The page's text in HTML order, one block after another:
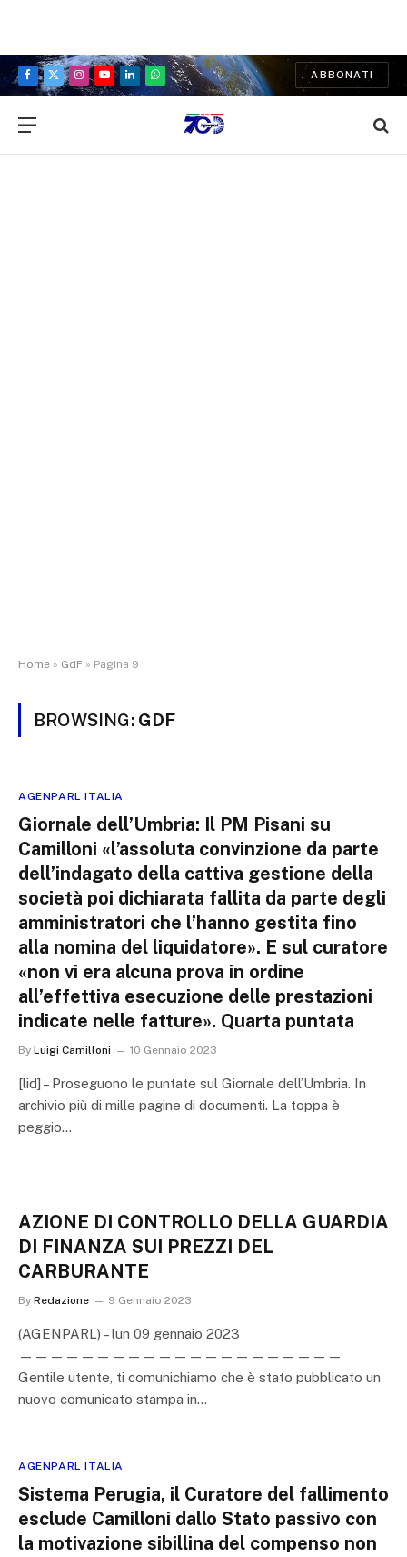
Facebook
X
Instagram
YouTubeLinkedInWhatsApp
ABBONATI
Home » GdF » Pagina 9
BROWSING: GDF
AGENPARL ITALIA
Giornale dell’Umbria: Il PM Pisani su
Camilloni «l’assoluta convinzione da parte
dell’indagato della cattiva gestione della
società poi dichiarata fallita da parte degli
amministratori che l’hanno gestita fino
alla nomina del liquidatore». E sul curatore
«non vi era alcuna prova in ordine
all’effettiva esecuzione delle prestazioni
indicate nelle fatture». Quarta puntata
By Luigi Camilloni 10 Gennaio 2023
[lid] – Proseguono le puntate sul Giornale dell’Umbria. In
archivio più di mille pagine di documenti. La toppa è
peggio…
AZIONE DI CONTROLLO DELLA GUARDIA
DI FINANZA SUI PREZZI DEL
CARBURANTE
By Redazione 9 Gennaio 2023
(AGENPARL) – lun 09 gennaio 2023
—————————————————————
Gentile utente, ti comunichiamo che è stato pubblicato un
nuovo comunicato stampa in…
AGENPARL ITALIA
Sistema Perugia, il Curatore del fallimento
esclude Camilloni dallo Stato passivo con
la motivazione sibillina del compenso non